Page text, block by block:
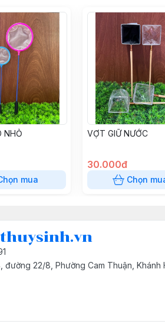
NHỎ
mua
VỢT GIỮ NƯỚC
30.000đ
Chọn
đường 22/8, Phường Cam Thuận, Khánh